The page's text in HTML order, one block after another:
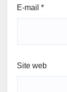
E-mail *
Site web